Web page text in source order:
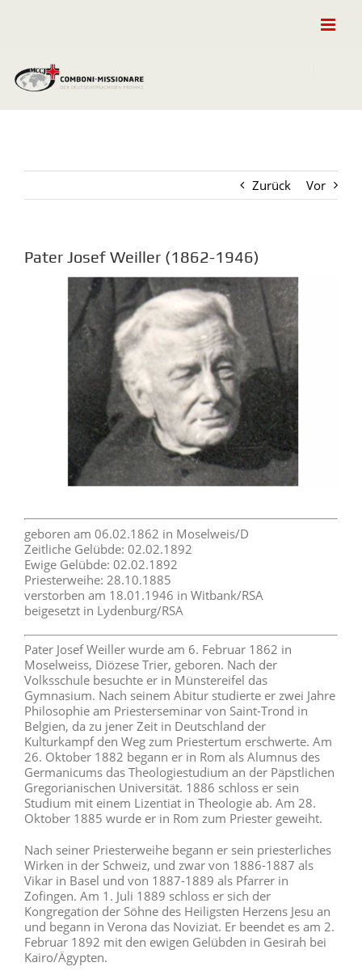
Zurück Vor
Pater Josef Weiller (1862-1946)
grösseres
geboren am 06.02.1862 in Moselweis/D
Zeitliche Gelübde: 02.02.1892
Ewige Gelübde: 02.02.1892
Priesterweihe: 28.10.1885
verstorben am 18.01.1946 in Witbank/RSA
beigesetzt in Lydenburg/RSA
Pater Josef Weiller wurde am 6. Februar 1862 in
Moselweiss, Diözese Trier, geboren. Nach der
Volksschule besuchte er in Münstereifel das
Gymnasium. Nach seinem Abitur studierte er zwei Jahre
Philosophie am Priesterseminar von Saint-Trond in
Belgien, da zu jener Zeit in Deutschland der
Kulturkampf den Weg zum Priestertum erschwerte. Am
26. Oktober 1882 begann er in Rom als Alumnus des
Germanicums das Theologiestudium an der Päpstlichen
Gregorianischen Universität. 1886 schloss er sein
Studium mit einem Lizentiat in Theologie ab. Am 28.
Oktober 1885 wurde er in Rom zum Priester geweiht.
Nach seiner Priesterweihe begann er sein priesterliches
Wirken in der Schweiz, und zwar von 1886-1887 als
Vikar in Basel und von 1887-1889 als Pfarrer in
Zofingen. Am 1. Juli 1889 schloss er sich der
Kongregation der Söhne des Heiligsten Herzens Jesu an
und begann in Verona das Noviziat. Er beendet es am 2.
Februar 1892 mit den ewigen Gelübden in Gesirah bei
Kairo/Ägypten.